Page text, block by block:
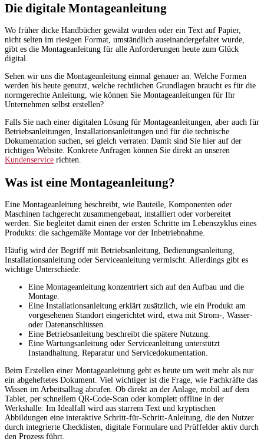
Die digitale Montageanleitung
Wo früher dicke Handbücher gewälzt wurden oder ein Text auf Papier,
nicht selten im riesigen Format, umständlich auseinandergefaltet wurde,
gibt es die Montageanleitung für alle Anforderungen heute zum Glück
digital.
Sehen wir uns die Montageanleitung einmal genauer an: Welche Formen
werden bis heute genutzt, welche rechtlichen Grundlagen braucht es für die
normgerechte Anleitung, wie können Sie Montageanleitungen für Ihr
Unternehmen selbst erstellen?
Falls Sie nach einer digitalen Lösung für Montageanleitungen, aber auch für
Betriebsanleitungen, Installationsanleitungen und für die technische
Dokumentation suchen, sei gleich verraten: Damit sind Sie hier auf der
richtigen Website. Konkrete Anfragen können Sie direkt an unseren
Kundenservice richten.
Was ist eine Montageanleitung?
Eine Montageanleitung beschreibt, wie Bauteile, Komponenten oder
Maschinen fachgerecht zusammengebaut, installiert oder vorbereitet
werden. Sie begleitet damit einen der ersten Schritte im Lebenszyklus eines
Produkts: die sachgemäße Montage vor der Inbetriebnahme.
Häufig wird der Begriff mit Betriebsanleitung, Bedienungsanleitung,
Installationsanleitung oder Serviceanleitung vermischt. Allerdings gibt es
wichtige Unterschiede:
Eine Montageanleitung konzentriert sich auf den Aufbau und die
Montage.
Eine Installationsanleitung erklärt zusätzlich, wie ein Produkt am
vorgesehenen Standort eingerichtet wird, etwa mit Strom-, Wasser-
oder Datenanschlüssen.
Eine Betriebsanleitung beschreibt die spätere Nutzung.
Eine Wartungsanleitung oder Serviceanleitung unterstützt
Instandhaltung, Reparatur und Servicedokumentation.
Beim Erstellen einer Montageanleitung geht es heute um weit mehr als nur
ein abgeheftetes Dokument. Viel wichtiger ist die Frage, wie Fachkräfte das
Wissen im Arbeitsalltag abrufen. Ob direkt an der Anlage, mobil auf dem
Tablet, per schnellem QR-Code-Scan oder komplett offline in der
Werkshalle: Im Idealfall wird aus starrem Text und kryptischen
Abbildungen eine interaktive Schritt-für-Schritt-Anleitung, die den Nutzer
durch integrierte Checklisten, digitale Formulare und Prüffelder aktiv durch
den Prozess führt.